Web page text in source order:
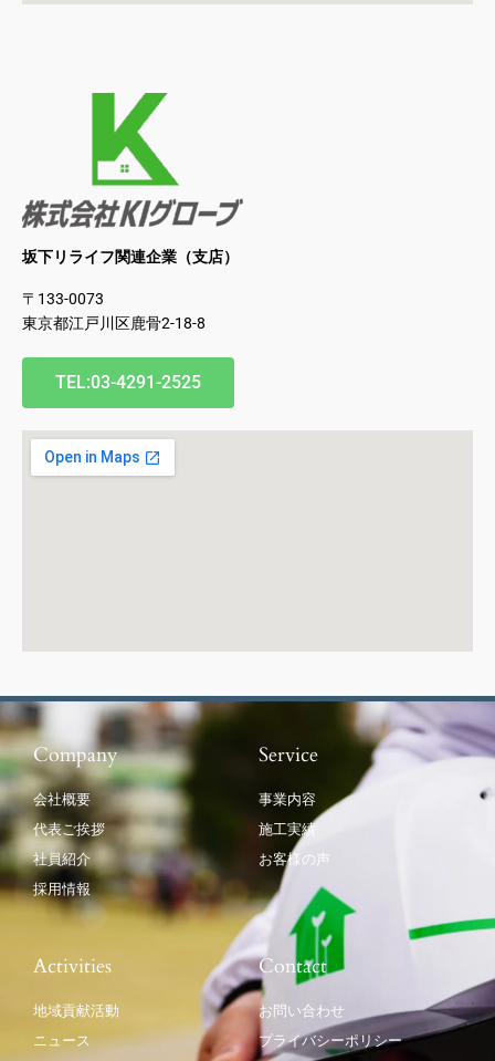
坂下リライフ関連企業（支店）
〒133-0073
東京都江戸川区鹿骨2-18-8
TEL:03-4291-2525
Company
会社概要
代表ご挨拶
社員紹介
採用情報
Service
事業内容
施工実績
お客様の声
Activities
地域貢献活動
ニュース
Contact
お問い合わせ
プライバシーポリシー